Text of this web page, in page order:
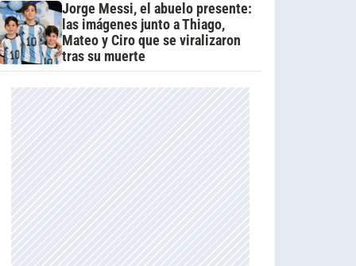
Jorge Messi, el abuelo presente:
las imágenes junto a Thiago,
Mateo y Ciro que se viralizaron
tras su muerte